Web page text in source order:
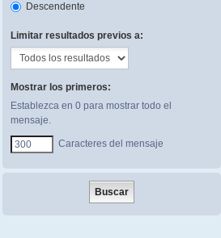
Descendente
Limitar resultados previos a:
Mostrar los primeros:
Establezca en 0 para mostrar todo el
mensaje.
Caracteres del mensaje